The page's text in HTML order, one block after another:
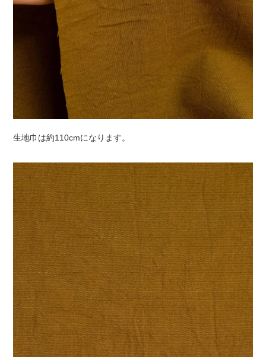
生地巾は約110cmになります。